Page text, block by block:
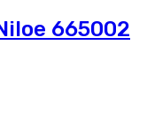
665002